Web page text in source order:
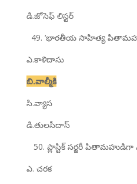
డి.జోసెఫ్ లిస్టర్
49. ‘భారతీయ సాహిత్య
ఎ.కాళిదాసు
బి.వాల్మీకి
సి.వ్యాస
డి.తులసీదాస్
50. ప్లాస్టిక్ సర్జరీ పితామహుడిగా
ఎ. చరక